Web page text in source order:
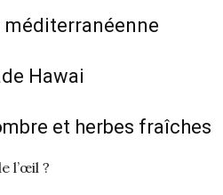
méditerranéenne
Hawai
et herbes fraîches
l’œil ?